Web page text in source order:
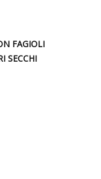
FAGIOLI
SECCHI